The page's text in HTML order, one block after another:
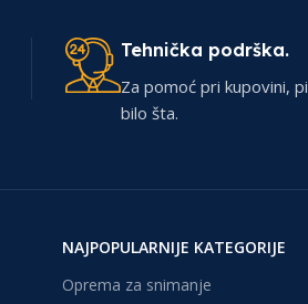
Tehnička podrška.
Za pomoć pri kupovini,
bilo šta.
NAJPOPULARNIJE KATEGORIJE
Oprema za snimanje